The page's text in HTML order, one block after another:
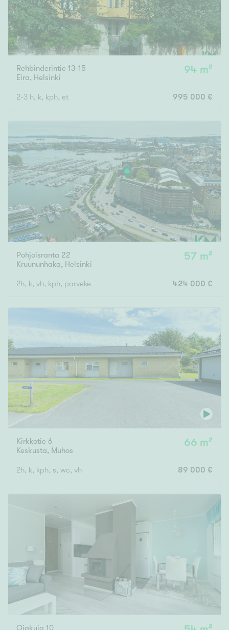
Rehbinderintie 13-15
Eira, Helsinki
94 m²
2-3 h, k, kph, et 995 000 €
Pohjoisranta 22
Kruununhaka, Helsinki
57 m²
2h, k, vh, kph, parveke 424 000 €
Kirkkotie 6
Keskusta, Muhos
66 m²
2h, k, kph, s, wc, vh 89 000 €
Ojakuja 10